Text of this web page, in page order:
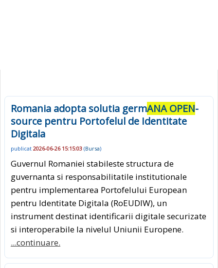
Romania adopta solutia germANA OPEN-
source pentru Portofelul de Identitate
Digitala
publicat 2026-06-26 15:15:03 (Bursa)
Guvernul Romaniei stabileste structura de
guvernanta si responsabilitatile institutionale
pentru implementarea Portofelului European
pentru Identitate Digitala (RoEUDIW), un
instrument destinat identificarii digitale securizate
si interoperabile la nivelul Uniunii Europene.
...continuare.